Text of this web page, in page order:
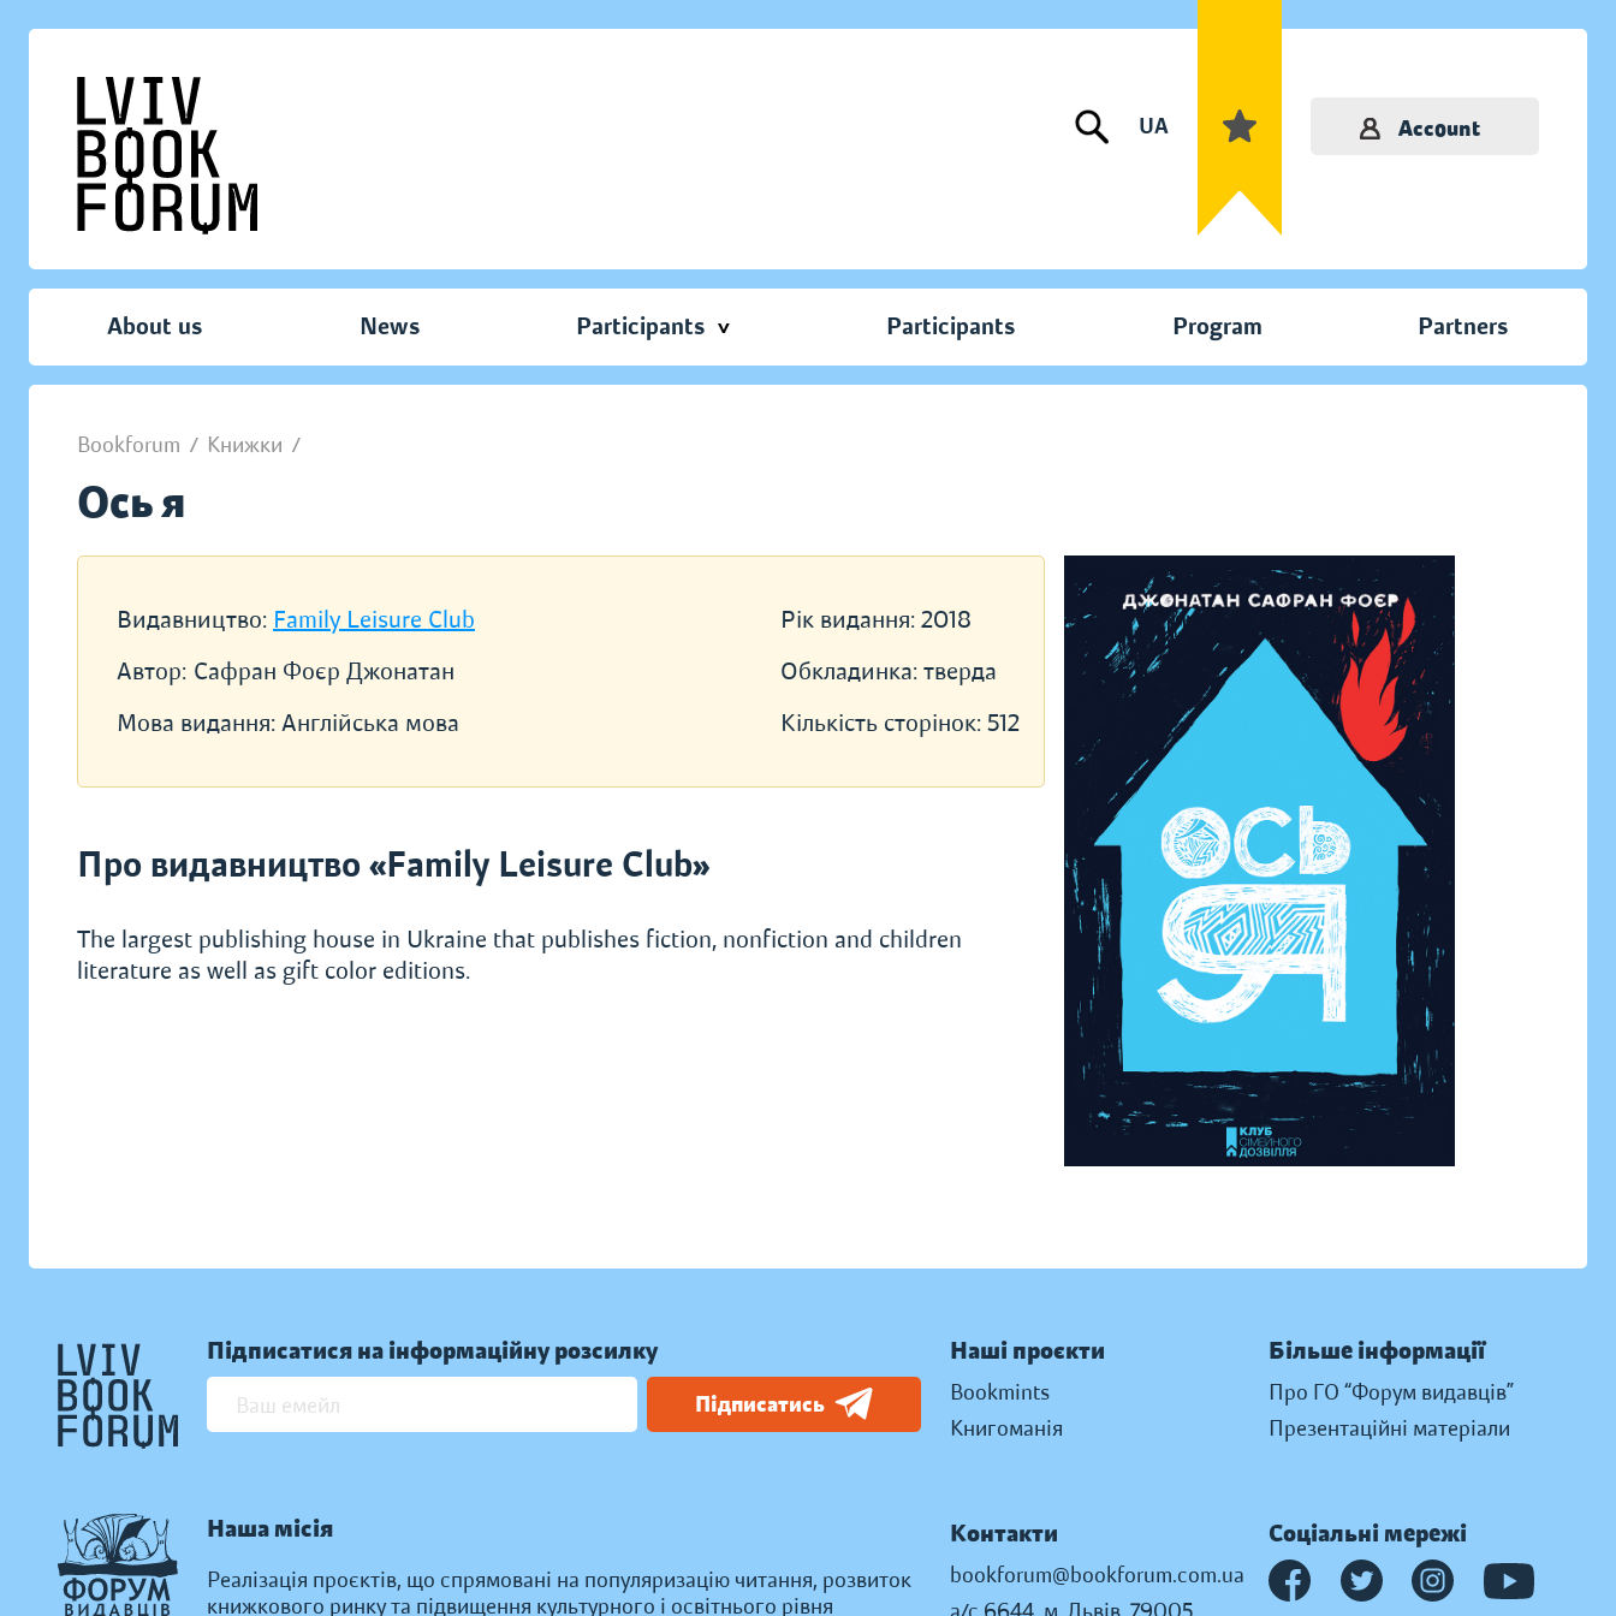
UA Account
About us News Participants Participants Program Partners
Bookforum / Книжки /
Ось я
Видавництво: Family Leisure Club
Автор: Сафран Фоєр Джонатан
Мова видання: Англійська мова
Рік видання: 2018
Обкладинка: тверда
Кількість сторінок: 512
Про видавництво «Family Leisure Club»
The largest publishing house in Ukraine that publishes fiction, nonfiction and children
literature as well as gift color editions.
Підписатися на інформаційну розсилку
Підписатись
Наша місія
Реалізація проєктів, що спрямовані на популяризацію читання, розвиток
книжкового ринку та підвищення культурного і освітнього рівня
Наші проєкти
Bookmints
Книгоманія
Більше інформації
Про ГО “Форум видавців”
Презентаційні матеріали
Контакти
bookforum@bookforum.com.ua
Соціальні мережі